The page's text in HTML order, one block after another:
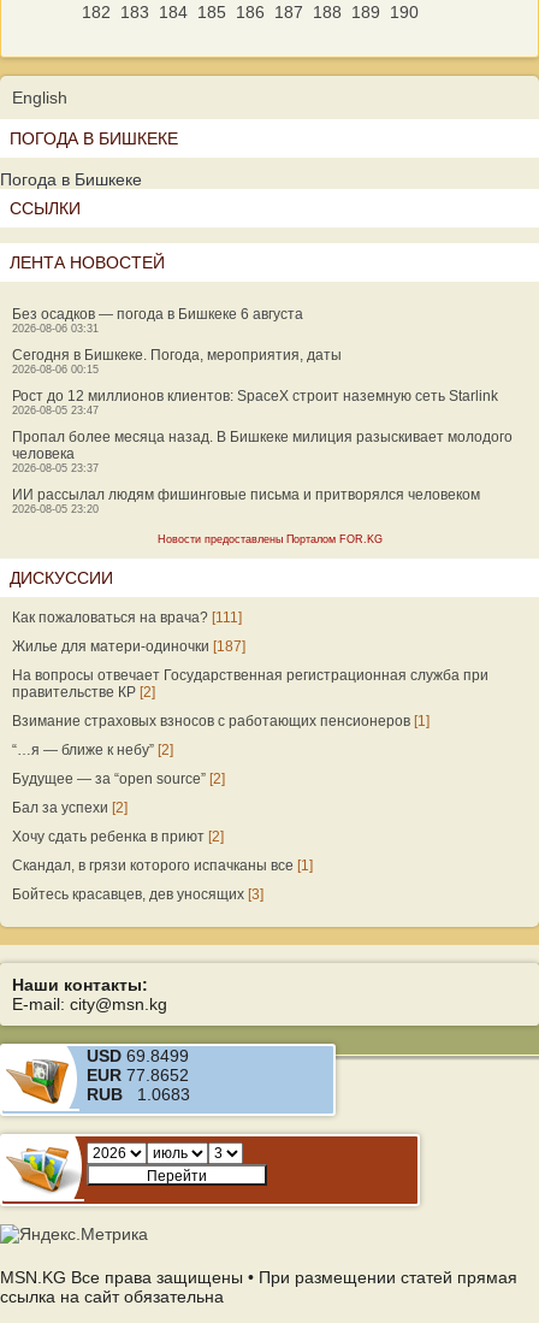
182
183 184 185 186 187 188 189 190
English
ПОГОДА В БИШКЕКЕ
Погода в Бишкеке
ССЫЛКИ
ЛЕНТА НОВОСТЕЙ
Без осадков — погода в Бишкеке 6 августа
2026-08-06 03:31
Сегодня в Бишкеке. Погода, мероприятия, даты
2026-08-06 00:15
Рост до 12 миллионов клиентов: SpaceX строит наземную сеть Starlink
2026-08-05 23:47
Пропал более месяца назад. В Бишкеке милиция разыскивает молодого
человека
2026-08-05 23:37
ИИ рассылал людям фишинговые письма и притворялся человеком
2026-08-05 23:20
Новости предоставлены Порталом FOR.KG
ДИСКУССИИ
Как пожаловаться на врача? [111]
Жилье для матери-одиночки [187]
На вопросы отвечает Государственная регистрационная служба при
правительстве КР [2]
Взимание страховых взносов с работающих пенсионеров [1]
“…я — ближе к небу” [2]
Будущее — за “open source” [2]
Бал за успехи [2]
Хочу сдать ребенка в приют [2]
Скандал, в грязи которого испачканы все [1]
Бойтесь красавцев, дев уносящих [3]
Наши контакты:
E-mail: city@msn.kg
USD 69.8499
EUR 77.8652
RUB 1.0683
MSN.KG Все права защищены • При размещении статей прямая
ссылка на сайт обязательна